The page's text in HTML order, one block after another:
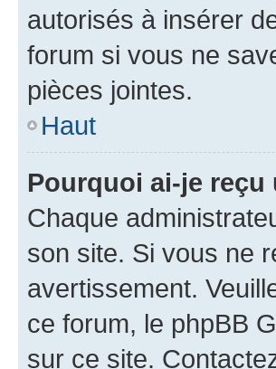
autorisés à insérer
forum si vous ne
pièces jointes.
Haut
Pourquoi ai-je
Chaque
son site. Si vous ne
avertissement.
ce forum, le phpBB
sur ce site.